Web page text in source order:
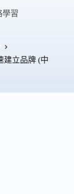
學習
建立品牌 (中